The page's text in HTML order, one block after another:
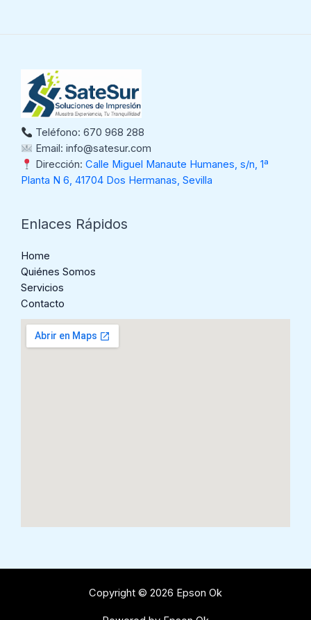
Teléfono: 670 968 288
Email: info@satesur.com
Dirección: Calle Miguel Manaute Humanes, s/n, 1ª
Planta N 6, 41704 Dos Hermanas, Sevilla
Enlaces Rápidos
Home
Quiénes Somos
Servicios
Contacto
Copyright © 2026 Epson Ok